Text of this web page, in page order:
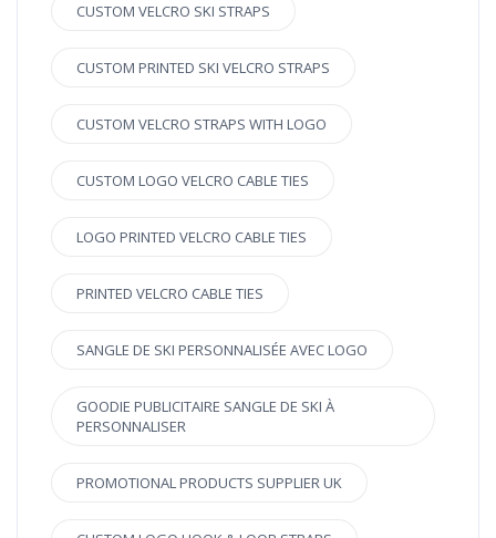
CUSTOM VELCRO SKI STRAPS
CUSTOM PRINTED SKI VELCRO STRAPS
CUSTOM VELCRO STRAPS WITH LOGO
CUSTOM LOGO VELCRO CABLE TIES
LOGO PRINTED VELCRO CABLE TIES
PRINTED VELCRO CABLE TIES
SANGLE DE SKI PERSONNALISÉE AVEC LOGO
GOODIE PUBLICITAIRE SANGLE DE SKI À
PERSONNALISER
PROMOTIONAL PRODUCTS SUPPLIER UK